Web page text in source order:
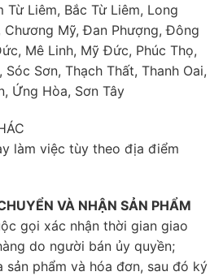
Từ Liêm, Bắc Từ Liêm, Long
Chương Mỹ, Đan Phượng, Đông
Mê Linh, Mỹ Đức, Phúc Thọ,
Sóc Sơn, Thạch Thất, Thanh Oai,
Ứng Hòa, Sơn Tây
làm việc tùy theo địa điểm
VÀ NHẬN SẢN PHẨM
gọi xác nhận thời gian giao
do người bán ủy quyền;
sản phẩm và hóa đơn, sau đó ký